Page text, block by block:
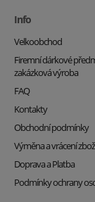
Info
Velkoobchod
Firemní dárkové
zakázková výroba
FAQ
Kontakty
Obchodní podmínky
Výměna a vrácení
Doprava a Platba
Podmínky ochrany